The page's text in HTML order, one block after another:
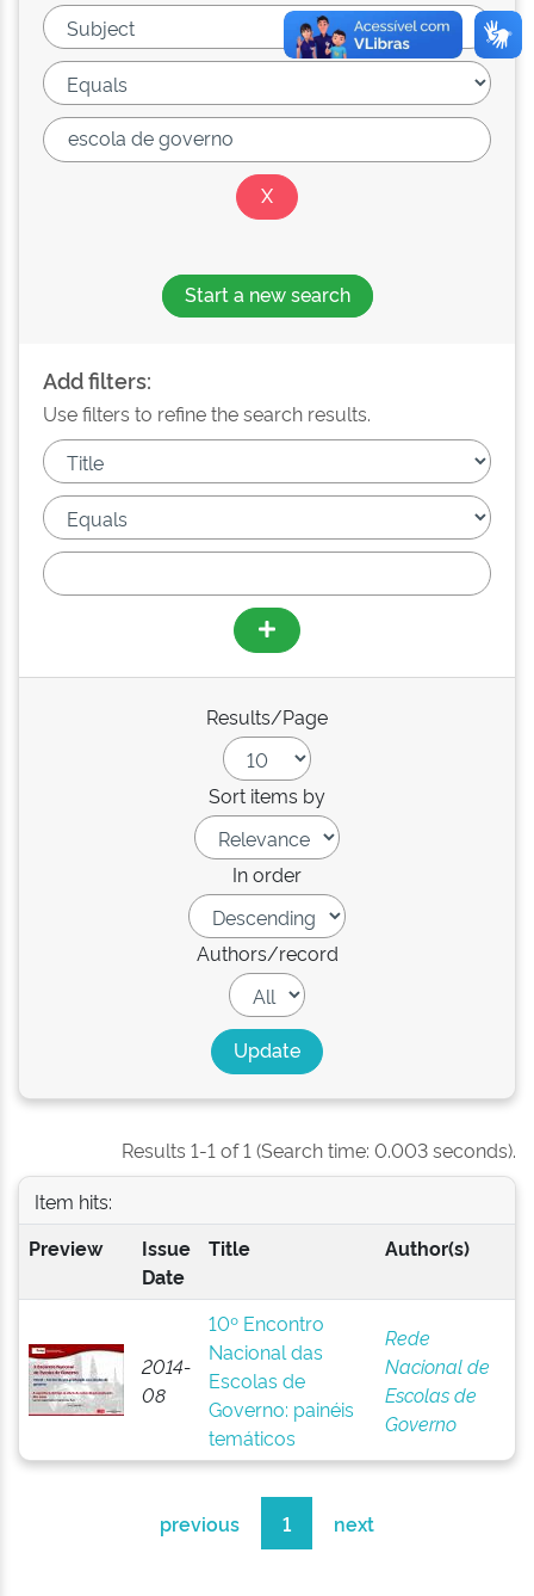
Start a new search
Add filters:
Use filters to refine the search results.
Results/Page
Sort items by
In order
Authors/record
Results 1-1 of 1 (Search time: 0.003 seconds).
Item hits:
Preview
Issue
Date
Title Author(s)
2014-
08
10º Encontro
Nacional das
Escolas de
Governo: painéis
temáticos
Rede
Nacional de
Escolas de
Governo
previous 1 next